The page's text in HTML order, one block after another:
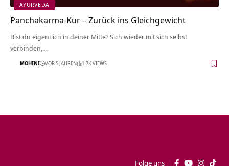
AYURVEDA
Panchakarma-Kur – Zurück ins Gleichgewicht
Bist du eigentlich in deiner Mitte? Sich wieder mit sich selbst
verbinden,…
MOHINI VOR 5 JAHREN 1.7K VIEWS
Folge uns